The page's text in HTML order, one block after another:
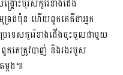
រោះបុរសកូរ៉េខាងជើង
ទ្រជប៉ុន ហើយពួកគេគឺជាអ្នក
រទេសកូរ៉េខាងជើងចុះចូលជាមួយ
ពួកគេត្រូវបាញ់ និងរងរបួស
តង៕